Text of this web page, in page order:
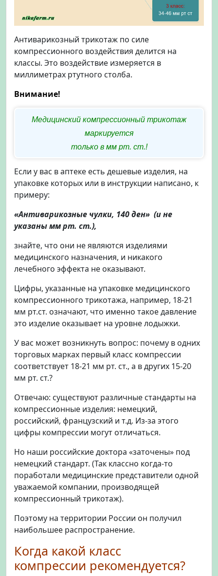
Антиварикозный трикотаж по силе
компрессионного воздействия делится на
классы. Это воздействие измеряется в
миллиметрах ртутного столба.
Внимание!
Медицинский компрессионный трикотаж
маркируется
только в мм рт. ст.!
Если у вас в аптеке есть дешевые изделия, на
упаковке которых или в инструкции написано, к
примеру:
«Антиварикозные чулки, 140 ден» (и не
указаны мм рт. ст.),
знайте, что они не являются изделиями
медицинского назначения, и никакого
лечебного эффекта не оказывают.
Цифры, указанные на упаковке медицинского
компрессионного трикотажа, например, 18-21
мм рт.ст. означают, что именно такое давление
это изделие оказывает на уровне лодыжки.
У вас может возникнуть вопрос: почему в одних
торговых марках первый класс компрессии
соответствует 18-21 мм рт. ст., а в других 15-20
мм рт. ст.?
Отвечаю: существуют различные стандарты на
компрессионные изделия: немецкий,
российский, французский и т.д. Из-за этого
цифры компрессии могут отличаться.
Но наши российские доктора «заточены» под
немецкий стандарт. (Так классно когда-то
поработали медицинские представители одной
уважаемой компании, производящей
компрессионный трикотаж).
Поэтому на территории России он получил
наибольшее распространение.
Когда какой класс
компрессии рекомендуется?